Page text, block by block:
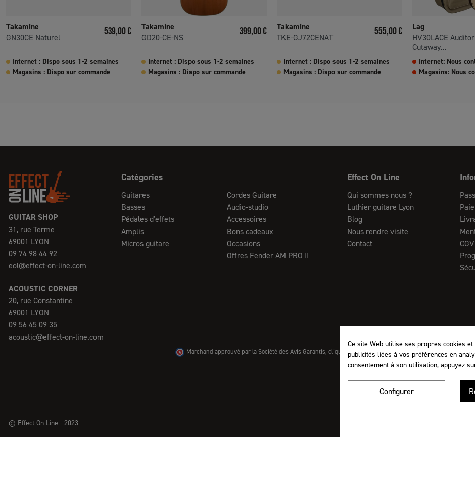
Takamine
GN30CE Naturel
Prix
539,00 €
Internet : Dispo sous 1-2 semaines
Magasins : Dispo sur commande
Takamine
GD20-CE-NS
Prix
399,00 €
Internet : Dispo sous 1-2 semaines
Magasins : Dispo sur commande
Takamine
TKE-GJ72CENAT
Prix
555,00 €
Internet : Dispo sous 1-2 semaines
Magasins : Dispo sur commande
Lag
HV30LACE
Cutaway...
Internet: Nous
Magasins: Nous
GUITAR SHOP
31, rue Terme
69001 LYON
09 74 98 44 92
eol@effect-on-line.com
ACOUSTIC CORNER
20, rue Constantine
69001 LYON
09 56 45 09 35
acoustic@effect-on-line.com
Catégories
Guitares
Basses
Pédales d'effets
Amplis
Micros guitare
Cordes Guitare
Audio-studio
Accessoires
Bons cadeaux
Occasions
Offres Fender AM PRO II
Effect On Line
Qui sommes nous ?
Luthier guitare Lyon
Blog
Nous rendre visite
Contact
CGV
Marchand approuvé par la Société des Avis Garantis,cliquez ici pour vérifier.
© Effect On Line - 2023
Ce site Web utilise ses propres cookies
publicités liées à vos préférences en
consentement à son utilisation, appuyez
Configurer